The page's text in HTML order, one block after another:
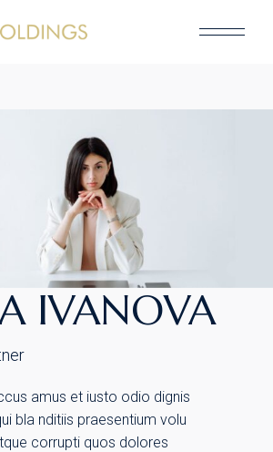
IVANOVA
amus et iusto odio dignis
bla nditiis praesentium volu
corrupti quos dolores